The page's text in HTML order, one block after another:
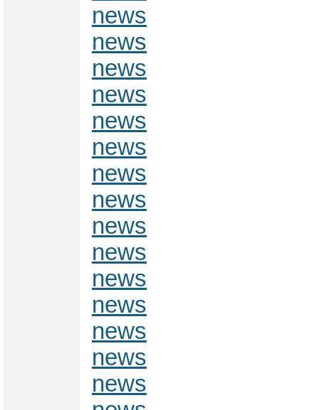
news
news
news
news
news
news
news
news
news
news
news
news
news
news
news